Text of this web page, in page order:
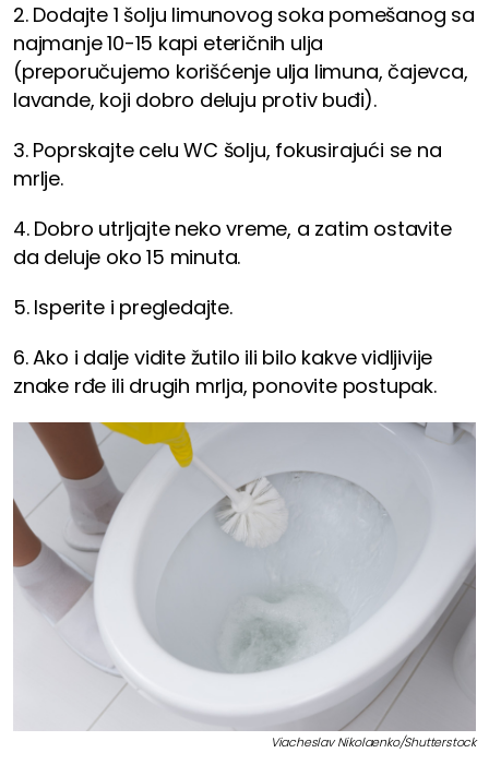
2. Dodajte 1 šolju limunovog soka pomešanog sa
najmanje 10-15 kapi eteričnih ulja
(preporučujemo korišćenje ulja limuna, čajevca,
lavande, koji dobro deluju protiv buđi).
3. Poprskajte celu WC šolju, fokusirajući se na
mrlje.
4. Dobro utrljajte neko vreme, a zatim ostavite
da deluje oko 15 minuta.
5. Isperite i pregledajte.
6. Ako i dalje vidite žutilo ili bilo kakve vidljivije
znake rđe ili drugih mrlja, ponovite postupak.
Viacheslav Nikolaenko/Shutterstock